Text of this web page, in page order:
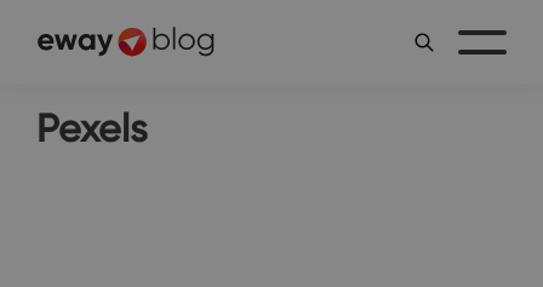
Pexels